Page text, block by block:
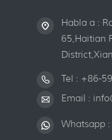
Habla a :
65,Haitian
Tel : +86-
Email :
Whatsapp :